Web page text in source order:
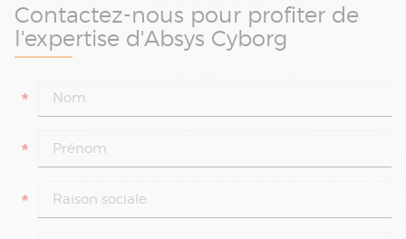
Contactez-nous pour profiter de
l'expertise d'Absys Cyborg
*
*
*